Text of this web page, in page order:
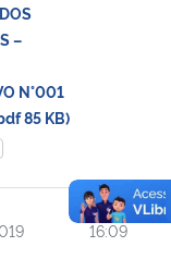
–
N°001
85 KB)
16:09